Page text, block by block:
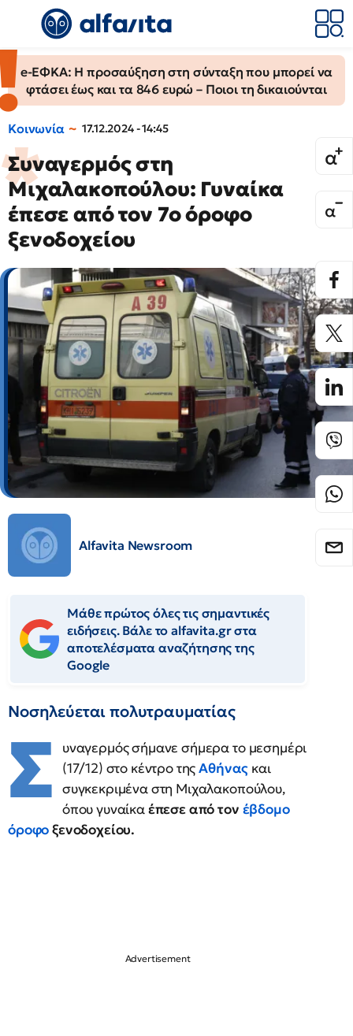
e-ΕΦΚΑ: Η προσαύξηση στη σύνταξη που μπορεί να
φτάσει έως και τα 846 ευρώ – Ποιοι τη δικαιούνται
Κοινωνία 17.12.2024 - 14:45
Συναγερμός στη
Μιχαλακοπούλου: Γυναίκα
έπεσε από τον 7ο όροφο
ξενοδοχείου
Alfavita Newsroom
Μάθε πρώτος όλες τις σημαντικές
ειδήσεις. Βάλε το alfavita.gr στα
αποτελέσματα αναζήτησης της
Google
Νοσηλεύεται πολυτραυματίας
Σ
υναγερμός σήμανε σήμερα το μεσημέρι
(17/12) στο κέντρο τηςΑθήνας και
συγκεκριμένα στη Μιχαλακοπούλου,
όπου γυναίκαέπεσε από τον έβδομο
όροφοξενοδοχείου.